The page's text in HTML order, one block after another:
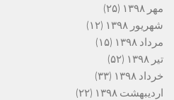
مهر ۱۳۹۸
(۲۵)
شهریور ۱۳۹۸
(۱۲)
مرداد ۱۳۹۸
(۱۵)
تیر ۱۳۹۸
(۵۲)
خرداد ۱۳۹۸
(۳۳)
اردیبهشت ۱۳۹۸
(۲۲)